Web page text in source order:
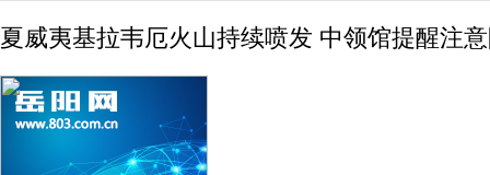
夏威夷基拉韦厄火山持续喷发 中领馆提醒注